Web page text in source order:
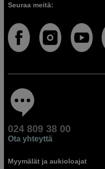
Seuraa meitä:
024 809 38 00
Ota yhteyttä
Myymälät ja aukioloajat